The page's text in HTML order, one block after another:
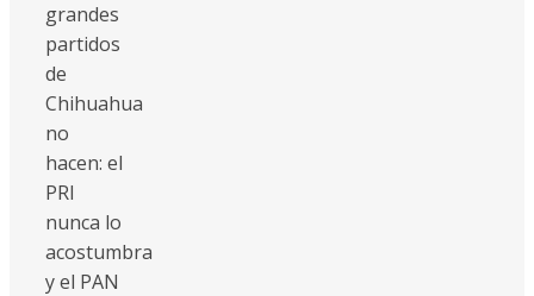
grandes
partidos
de
Chihuahua
no
hacen: el
PRI
nunca lo
acostumbra
y el PAN